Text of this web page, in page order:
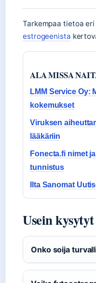
Tarkempaa tietoa
estrogeenista
ALA MISSA
LMM Service Oy:
kokemukset
Viruksen
lääkäriin
Fonecta.fi nimet
tunnistus
Ilta Sanomat
Usein
Onko soija